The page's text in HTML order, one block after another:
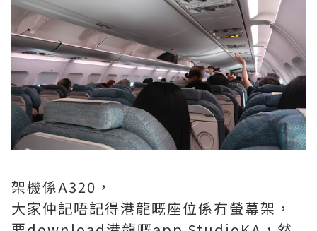
架機係A320，
大家仲記唔記得港龍嘅座位係冇螢幕架，